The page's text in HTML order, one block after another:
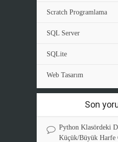
Scratch Programlama
SQL Server
SQLite
Web Tasarım
Son
Python Klasördeki
Küçük/Büyük Harfe